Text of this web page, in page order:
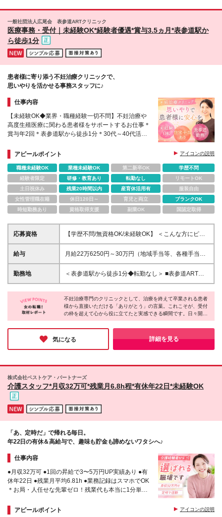
月給35.7万円～45万円＋諸手当 ※上記は、固定残業
時間（45時間分／9万円～）含む ※固定残業代は残業
用期間:月給341,000円～(固定残業45時間分・8.6万円
～) 【他手当】 ■住宅手当(月2万円) ■交通費支給（上
限3万円／月まで） ■役職手当（1万5000円～20万円
／月） ■職能手当（2万7000円～8万2000円／月）
■鎌ケ谷市 └富岡 ■佐倉市 └栄町、上志津 ■松戸市 └
新松戸 ＜2026年9月新規OPEN施設＞ ※オープニ
新松戸3-40 ・志津教室 └千葉県佐倉市上志津1673-
稲毛駅前教室 └千葉県千葉市稲毛区小仲台6-16-6
(変更の範囲)上記を除く当社関連勤務地
一般社団法人広尾会 表参道ARTクリニック
医療事務・受付｜未経験OK*経験者優遇*賞与3.5ヵ月*表参道駅か
ら徒歩1分
患者様に寄り添う不妊治療クリニックで、
思いやりを活かせる事務スタッフに♪
仕事内容
【未経験OK◆業界・職種経験一切不問】不妊治療や
高度生殖医療に関わる患者様をサポートするお仕事＊
賞与年2回＊表参道駅から徒歩1分＊30代～40代活躍
アピールポイント
アイコンの説明
職種未経験OK 業種未経験OK 第二新卒OK
学歴不問
経験者限定
研修・教育あり 転勤なし
リモートOK
土日祝休み
残業20時間以内 産育休活用有
服装自由
女性管理職在籍
休日120日～ 育児と両立
ブランクOK
時短勤務あり
資格取得支援 副業OK 国認定取得
応募資格
【学歴不問/無資格OK/未経験OK】 ＜こんな方にピッ
タリ＞ ＊人の気持ちに寄り添いながら対応できる方
＊入力やチェックなど、丁寧に進めるのが得意な方
給与
月給22万6250円～30万円（地域手当等、各種手当含
む）＋賞与年2回 ※経験・スキルを考慮し決定します
※残業代別途支給 ※試用期間3ヶ月（条件変更なし）
により変動
勤務地
＜表参道駅から徒歩1分◆転勤なし＞ ■表参道ARTク
リニック ┗東京都港区北青山3-11-7 AOビル2F・11F
※(変更の範囲)上記を除く当社関連勤務地
不妊治療専門のクリニックとして、治療を終えて卒業される患者
様から直接いただける「ありがとう」の言葉。これこそが、受付
の枠を超えて心から役に立てたと実感できる瞬間です。日々開か
れる勉強会や多職種連携を通じて、未経験からでも専門知識を高
め合っていける環境も同院の強み。お互いを支え合いながら、一
生モノのスキルを身につけられるチャンスです。ぜひ今回を機に
新しいキャリアを始めてみませんか？
気になる 詳細を見る
株式会社ベストケア・パートナーズ
介護スタッフ*月収32万可*残業月6.8h程*有休年22日*未経験OK
「あ、定時だ」で帰れる毎日。
年22日の有休＆高給与で、趣味も貯金も諦めないワタシへ♪
仕事内容
●月収32万可 ●1回の昇給で3〜5万円UP実績あり ●有
休年22日 ●残業月平均6.81h ●業務記録はスマホでOK
＊お局・人任せな先輩ゼロ！残業代も本当に1分単位
＊採用HPに先輩インタビューも掲載中！
アピールポイント アイコンの説明